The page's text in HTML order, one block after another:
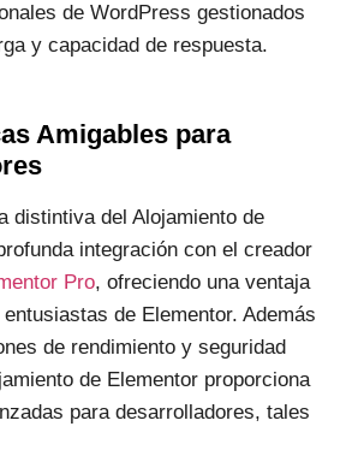
de WordPress gestionados
y capacidad de respuesta.
Amigables para
distintiva del Alojamiento de
integración con el creador
Pro, ofreciendo una ventaja
de Elementor. Además
de rendimiento y seguridad
de Elementor proporciona
para desarrolladores, tales